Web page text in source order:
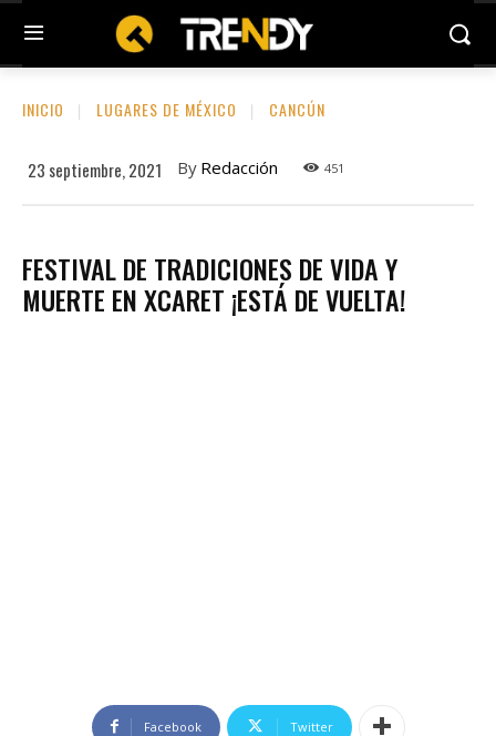
INICIO LUGARES DE MÉXICO CANCÚN
23 septiembre, 2021 By Redacción 451
FESTIVAL DE TRADICIONES DE VIDA Y
MUERTE EN XCARET ¡ESTÁ DE VUELTA!
Facebook Twitter